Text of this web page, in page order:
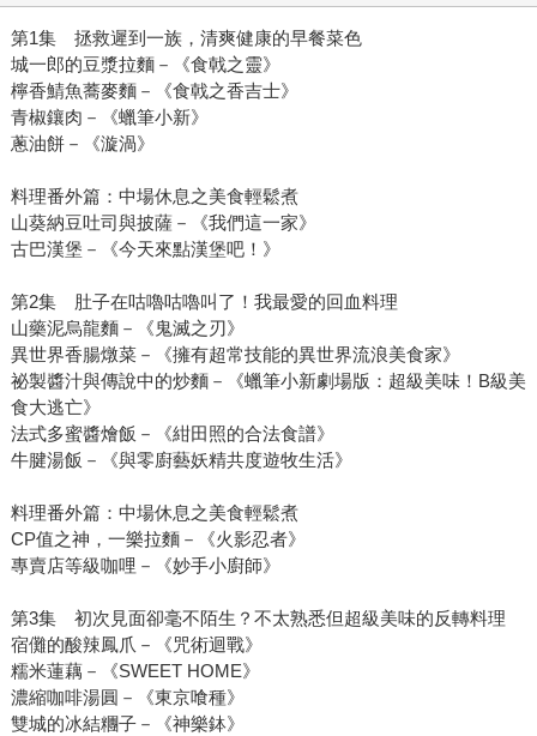
第1集 拯救遲到一族，清爽健康的早餐菜色
城一郎的豆漿拉麵－《食戟之靈》
檸香鯖魚蕎麥麵－《食戟之香吉士》
青椒鑲肉－《蠟筆小新》
蔥油餅－《漩渦》
料理番外篇：中場休息之美食輕鬆煮
山葵納豆吐司與披薩－《我們這一家》
古巴漢堡－《今天來點漢堡吧！》
第2集 肚子在咕嚕咕嚕叫了！我最愛的回血料理
山藥泥烏龍麵－《鬼滅之刃》
異世界香腸燉菜－《擁有超常技能的異世界流浪美食家》
祕製醬汁與傳說中的炒麵－《蠟筆小新劇場版：超級美味！B級美
食大逃亡》
法式多蜜醬燴飯－《紺田照的合法食譜》
牛腱湯飯－《與零廚藝妖精共度遊牧生活》
料理番外篇：中場休息之美食輕鬆煮
CP值之神，一樂拉麵－《火影忍者》
專賣店等級咖哩－《妙手小廚師》
第3集 初次見面卻毫不陌生？不太熟悉但超級美味的反轉料理
宿儺的酸辣鳳爪－《咒術迴戰》
糯米蓮藕－《SWEET HOME》
濃縮咖啡湯圓－《東京喰種》
雙城的冰結糰子－《神樂鉢》